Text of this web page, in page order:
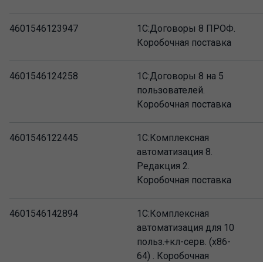
4601546123947
1С:Договоры 8 ПРОФ.
Коробочная поставка
4601546124258
1С:Договоры 8 на 5
пользователей.
Коробочная поставка
4601546122445
1С:Комплексная
автоматизация 8.
Редакция 2.
Коробочная поставка
4601546142894
1С:Комплексная
автоматизация для 10
польз.+кл-серв. (x86-
64) . Коробочная